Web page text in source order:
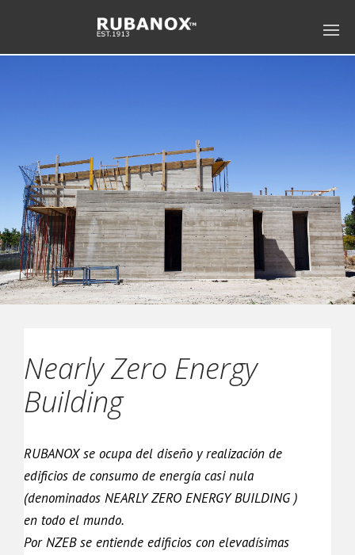
Nearly Zero Energy
Building
RUBANOX se ocupa del diseño y realización de
edificios de consumo de energía casi nula
(denominados NEARLY ZERO ENERGY BUILDING )
en todo el mundo.
Por NZEB se entiende edificios con elevadísimas